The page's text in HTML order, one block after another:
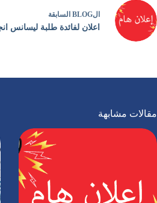
الBLOG السابقة
اعلان لفائدة طلبة ليسانس
مقالات مشابهة